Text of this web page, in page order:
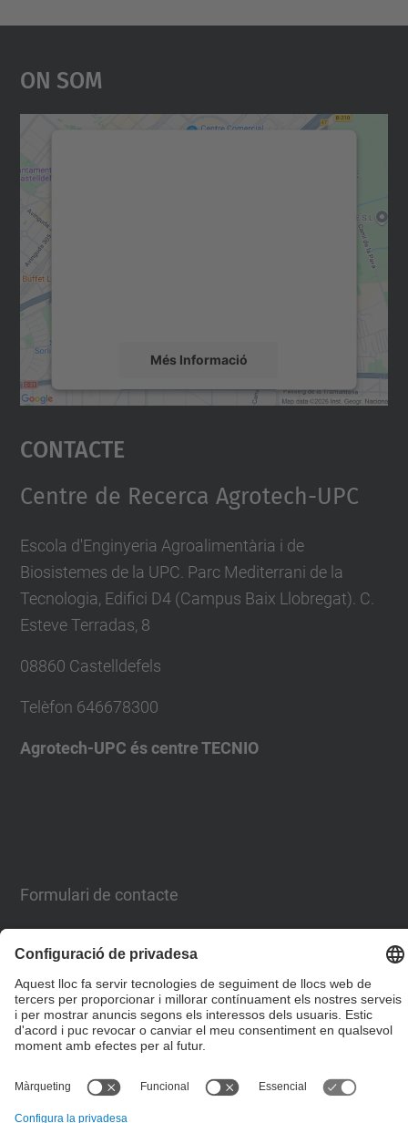
On Som
Més Informació
Accepta
powered by
Contacte
Centre de Recerca Agrotech-UPC
Escola d'Enginyeria Agroalimentària i de
Biosistemes de la UPC. Parc Mediterrani de la
Tecnologia, Edifici D4 (Campus Baix Llobregat). C.
Esteve Terradas, 8
08860 Castelldefels
Telèfon 646678300
Agrotech-UPC és centre TECNIO
Formulari de contacte
Llista Xarxes Socials
© UPC